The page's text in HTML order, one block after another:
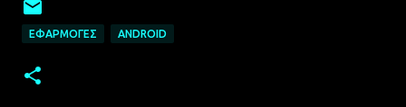
ΕΦΑΡΜΟΓΈΣ ANDROID